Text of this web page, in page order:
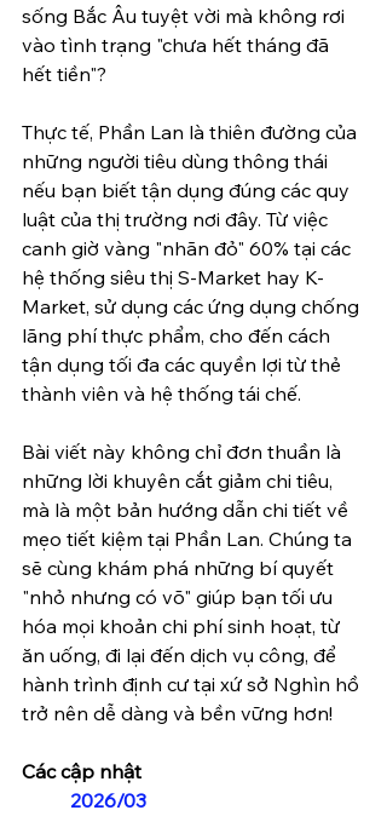
sống Bắc Âu tuyệt vời mà không rơi
vào tình trạng "chưa hết tháng đã
hết tiền"?
Thực tế, Phần Lan là thiên đường của
những người tiêu dùng thông thái
nếu bạn biết tận dụng đúng các quy
luật của thị trường nơi đây. Từ việc
canh giờ vàng "nhãn đỏ" 60% tại các
hệ thống siêu thị S-Market hay K-
Market, sử dụng các ứng dụng chống
lãng phí thực phẩm, cho đến cách
tận dụng tối đa các quyền lợi từ thẻ
thành viên và hệ thống tái chế.
Bài viết này không chỉ đơn thuần là
những lời khuyên cắt giảm chi tiêu,
mà là một bản hướng dẫn chi tiết về
mẹo tiết kiệm tại Phần Lan. Chúng ta
sẽ cùng khám phá những bí quyết
"nhỏ nhưng có võ" giúp bạn tối ưu
hóa mọi khoản chi phí sinh hoạt, từ
ăn uống, đi lại đến dịch vụ công, để
hành trình định cư tại xứ sở Nghìn hồ
trở nên dễ dàng và bền vững hơn!
Các cập nhật
2026/03